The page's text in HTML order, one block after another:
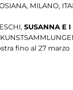
MILANO,
SUSANNA E
fino al 27 marzo